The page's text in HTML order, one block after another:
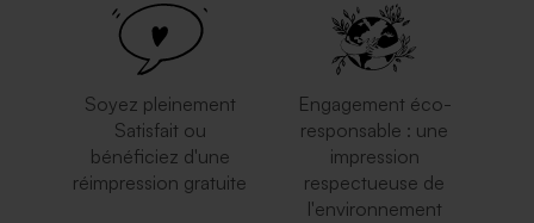
Soyez pleinement
Satisfait ou
bénéficiez d'une
réimpression gratuite
Engagement éco-
responsable : une
impression
respectueuse de
l'environnement